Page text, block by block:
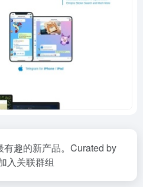
有趣的新产品。Curated by
入关联群组